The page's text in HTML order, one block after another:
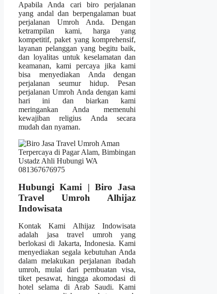
Apabila Anda cari biro perjalanan
yang andal dan berpengalaman buat
perjalanan Umroh Anda. Dengan
ketrampilan kami, harga yang
kompetitif, paket yang komprehensif,
layanan pelanggan yang begitu baik,
dan loyalitas untuk keselamatan dan
keamanan, kami percaya jika kami
bisa menyediakan Anda dengan
perjalanan seumur hidup. Pesan
perjalanan Umroh Anda dengan kami
hari ini dan biarkan kami
meringankan Anda memenuhi
kewajiban religius Anda secara
mudah dan nyaman.
Hubungi Kami | Biro Jasa
Travel Umroh Alhijaz
Indowisata
Kontak Kami Alhijaz Indowisata
adalah jasa travel umroh yang
berlokasi di Jakarta, Indonesia. Kami
menyediakan segala kebutuhan Anda
dalam melakukan perjalanan ibadah
umroh, mulai dari pembuatan visa,
tiket pesawat, hingga akomodasi di
hotel selama di Arab Saudi. Kami